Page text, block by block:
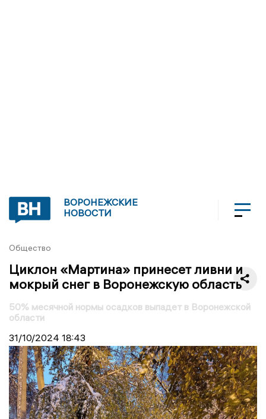
ВОРОНЕЖСКИЕ
НОВОСТИ
Общество
Циклон «Мартина» принесет ливни и
мокрый снег в Воронежскую область
50% месячной нормы осадков выпадет в Воронежской
области
31/10/2024 18:43